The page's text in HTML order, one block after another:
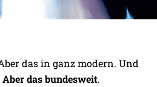
das in ganz modern. Und
Aber das bundesweit.